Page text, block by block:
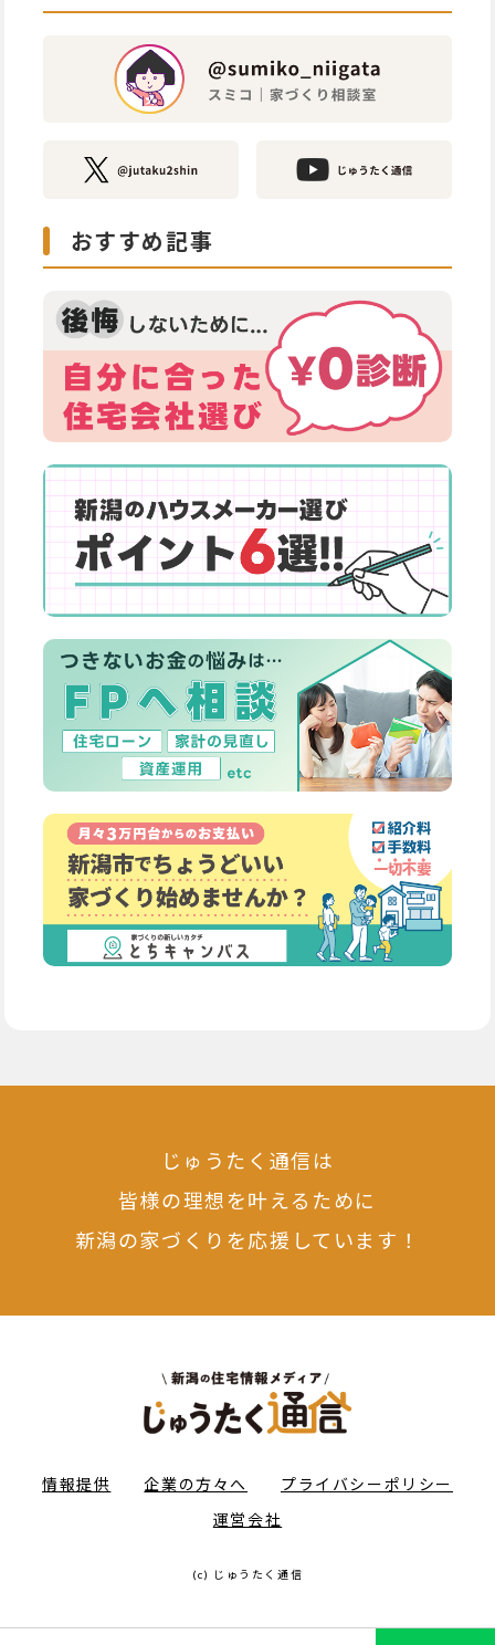
おすすめ記事
じゅうたく通信は
皆様の理想を叶えるために
新潟の家づくりを応援しています！
情報提供 企業の方々へ
プライバシーポリシー
運営会社
(c) じゅうたく通信